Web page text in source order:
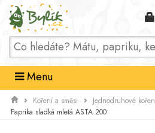
Domů
Menu
Koření a směsi Jednodruhové
Paprika sladká mletá ASTA 200